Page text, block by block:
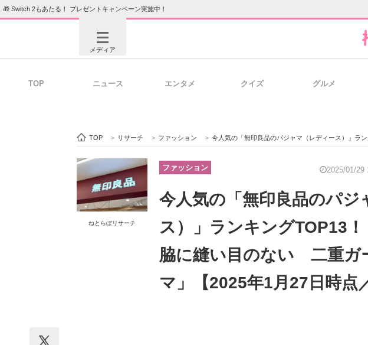
🎁 Switch 2もあたる！ プレゼントキャンペーン実施中！
メディア
ビジネスと働き方のヒント
エレクトロニクス専門サイト
TOP ニュース エンタメ クイズ グルメ
TOP > リサーチ > ファッション > 今人気の「無印良品のパジャマ（レディース）」ランキングTOP13！ 第1位は「婦人 脇に
ねとらぼリサーチ
ファッション 2025/01/29
今人気の「無印良品のパジ
ス）」ランキングTOP13
脇に縫い目のない 二重ガ
マ」【2025年1月27日時点